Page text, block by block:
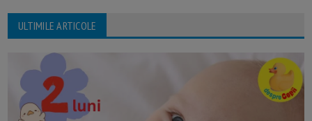
ULTIMILE ARTICOLE